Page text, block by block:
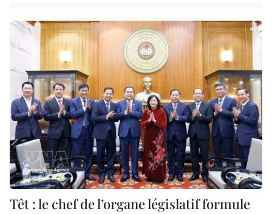
Têt : le chef de l’organe législatif formule